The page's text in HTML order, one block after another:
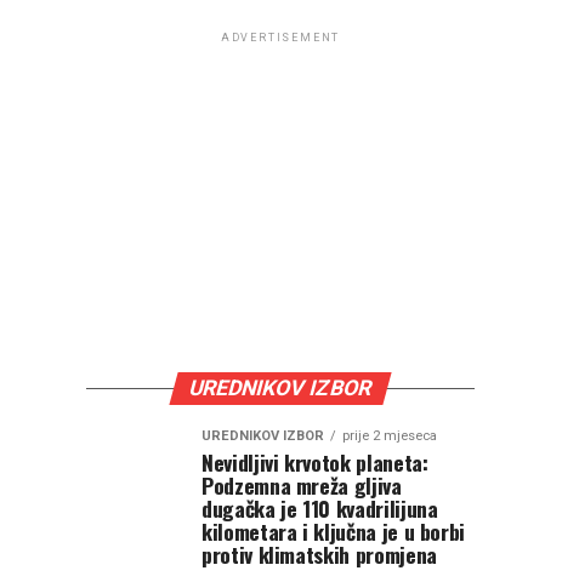
ADVERTISEMENT
UREDNIKOV IZBOR
UREDNIKOV IZBOR prije 2 mjeseca
Nevidljivi krvotok planeta:
Podzemna mreža gljiva
dugačka je 110 kvadrilijuna
kilometara i ključna je u borbi
protiv klimatskih promjena